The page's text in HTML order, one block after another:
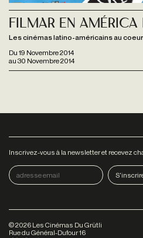
Du 19 Novembre 2014
au 30 Novembre 2014
Filmar En América
Les cinémas latino-américains au
Inscrivez-vous à la newsletter et recevez
©2026 Les Cinémas Du Grütli
Rue du Général-Dufour 16